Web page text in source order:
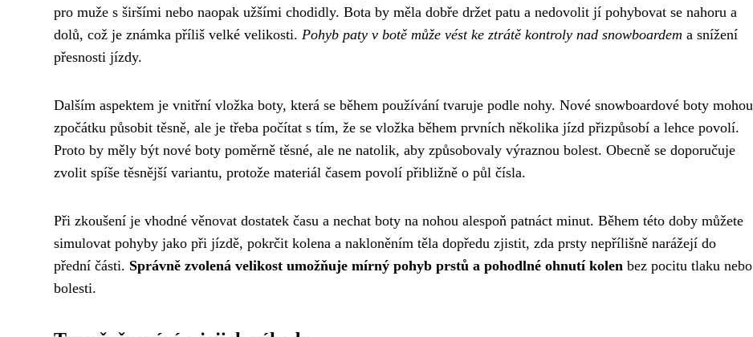
pro muže s širšími nebo naopak užšími chodidly. Bota by měla dobře držet patu a nedovolit jí pohybovat se nahoru a
dolů, což je známka příliš velké velikosti. Pohyb paty v botě může vést ke ztrátě kontroly nad snowboardem a snížení
přesnosti jízdy.
Dalším aspektem je vnitřní vložka boty, která se během používání tvaruje podle nohy. Nové snowboardové boty mohou
zpočátku působit těsně, ale je třeba počítat s tím, že se vložka během prvních několika jízd přizpůsobí a lehce povolí.
Proto by měly být nové boty poměrně těsné, ale ne natolik, aby způsobovaly výraznou bolest. Obecně se doporučuje
zvolit spíše těsnější variantu, protože materiál časem povolí přibližně o půl čísla.
Při zkoušení je vhodné věnovat dostatek času a nechat boty na nohou alespoň patnáct minut. Během této doby můžete
simulovat pohyby jako při jízdě, pokrčit kolena a nakloněním těla dopředu zjistit, zda prsty nepřílišně narážejí do
přední části. Správně zvolená velikost umožňuje mírný pohyb prstů a pohodlné ohnutí kolen bez pocitu tlaku nebo
bolesti.